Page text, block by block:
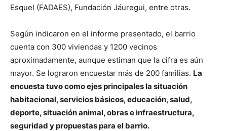
Esquel (FADAES), Fundación Jáuregui, entre otras.
Según indicaron en el informe presentado, el barrio
cuenta con 300 viviendas y 1200 vecinos
aproximadamente, aunque estiman que la cifra es aún
mayor. Se lograron encuestar más de 200 familias. La
encuesta tuvo como ejes principales la situación
habitacional, servicios básicos, educación, salud,
deporte, situación animal, obras e infraestructura,
seguridad y propuestas para el barrio.